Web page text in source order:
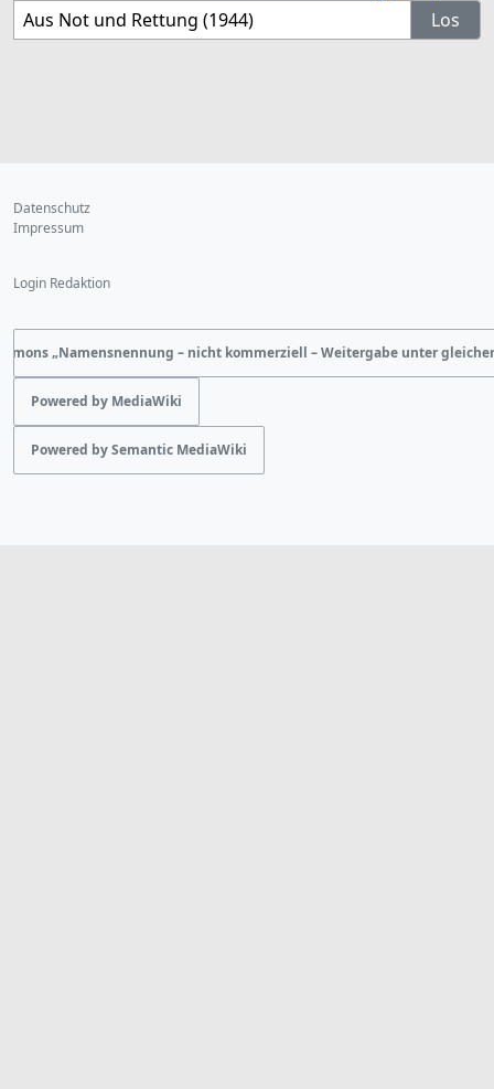
Datenschutz
Impressum
Login Redaktion
„Namensnennung – nicht kommerziell – Weitergabe unter
Powered by MediaWiki
Powered by Semantic MediaWiki